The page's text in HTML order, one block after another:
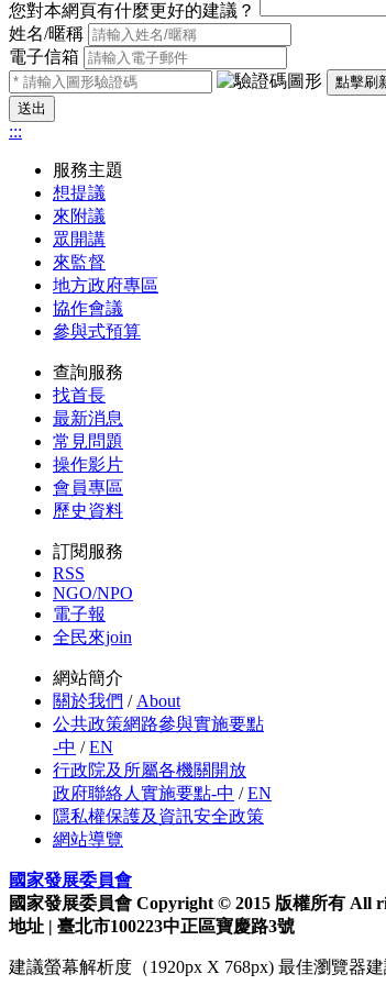
您對本網頁有什麼更好的建議？
姓名/暱稱
電子信箱
點擊刷
送出
:::
服務主題
想提議
來附議
眾開講
來監督
地方政府專區
協作會議
參與式預算
查詢服務
找首長
最新消息
常見問題
操作影片
會員專區
歷史資料
訂閱服務
RSS
NGO/NPO
電子報
全民來join
網站簡介
關於我們 / About
公共政策網路參與實施要點
-中 /EN
行政院及所屬各機關開放
政府聯絡人實施要點-中 /EN
隱私權保護及資訊安全政策
網站導覽
國家發展委員會
國家發展委員會 Copyright © 2015 版權所有 All
地址 | 臺北市100223中正區寶慶路3號
建議螢幕解析度（1920px X 768px) 最佳瀏覽器建